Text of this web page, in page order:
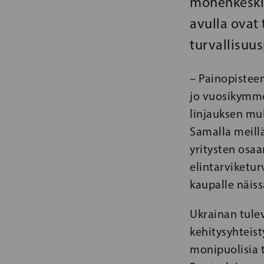
avulla ovat
–
jo
linjauksen
Samalla
yritysten
kaupalle
Ukrainan
monipuolisia